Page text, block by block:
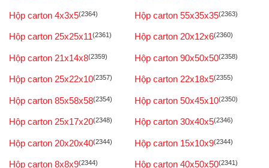
Hộp carton 4x3x5(2364) Hộp carton 55x35x35(2363)
Hộp carton 25x25x11(2361) Hộp carton 20x12x6(2360)
Hộp carton 21x14x8(2359) Hộp carton 90x50x50(2358)
Hộp carton 25x22x10(2357) Hộp carton 22x18x5(2355)
Hộp carton 85x58x58(2354) Hộp carton 50x45x10(2350)
Hộp carton 25x17x20(2348) Hộp carton 30x40x5(2346)
Hộp carton 20x20x40(2344) Hộp carton 15x10x9(2344)
Hộp carton 8x8x9(2344) Hộp carton 40x50x50(2341)